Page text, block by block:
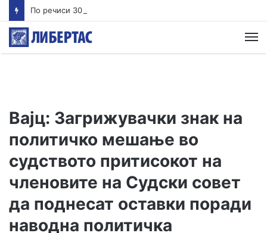
Вајц: Загрижувачки знак на
политичко мешање во
судството притисокот на
членовите на Судски совет
да поднесат оставки поради
наводна политичка